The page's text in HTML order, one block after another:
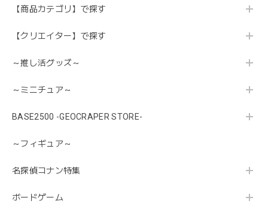
【商品カテゴリ】で探す
【クリエイター】で探す
～推し活グッズ～
～ミニチュア～
BASE2500 -GEOCRAPER STORE-
～フィギュア～
名探偵コナン特集
ボードゲーム